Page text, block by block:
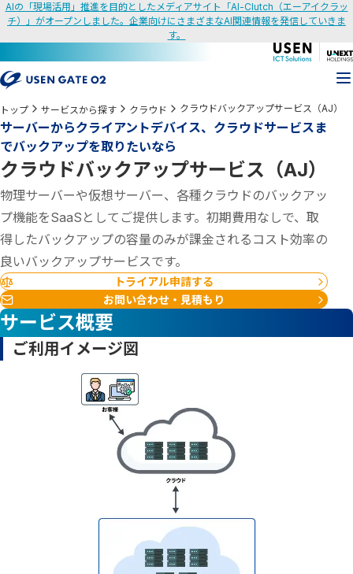
AIの「現場活用」推進を目的としたメディアサイト「AI-Clutch（エーアイクラッ
チ）」がオープンしました。企業向けにさまざまなAI関連情報を発信していきま
す。
トップ サービスから探す クラウド クラウドバックアップサービス（AJ）
サーバーからクライアントデバイス、クラウドサービスま
でバックアップを取りたいなら
クラウドバックアップサービス（AJ）
物理サーバーや仮想サーバー、各種クラウドのバックアッ
プ機能をSaaSとしてご提供します。初期費用なしで、取
得したバックアップの容量のみが課金されるコスト効率の
良いバックアップサービスです。
トライアル申請する
お問い合わせ・見積もり
サービス概要
ご利用イメージ図